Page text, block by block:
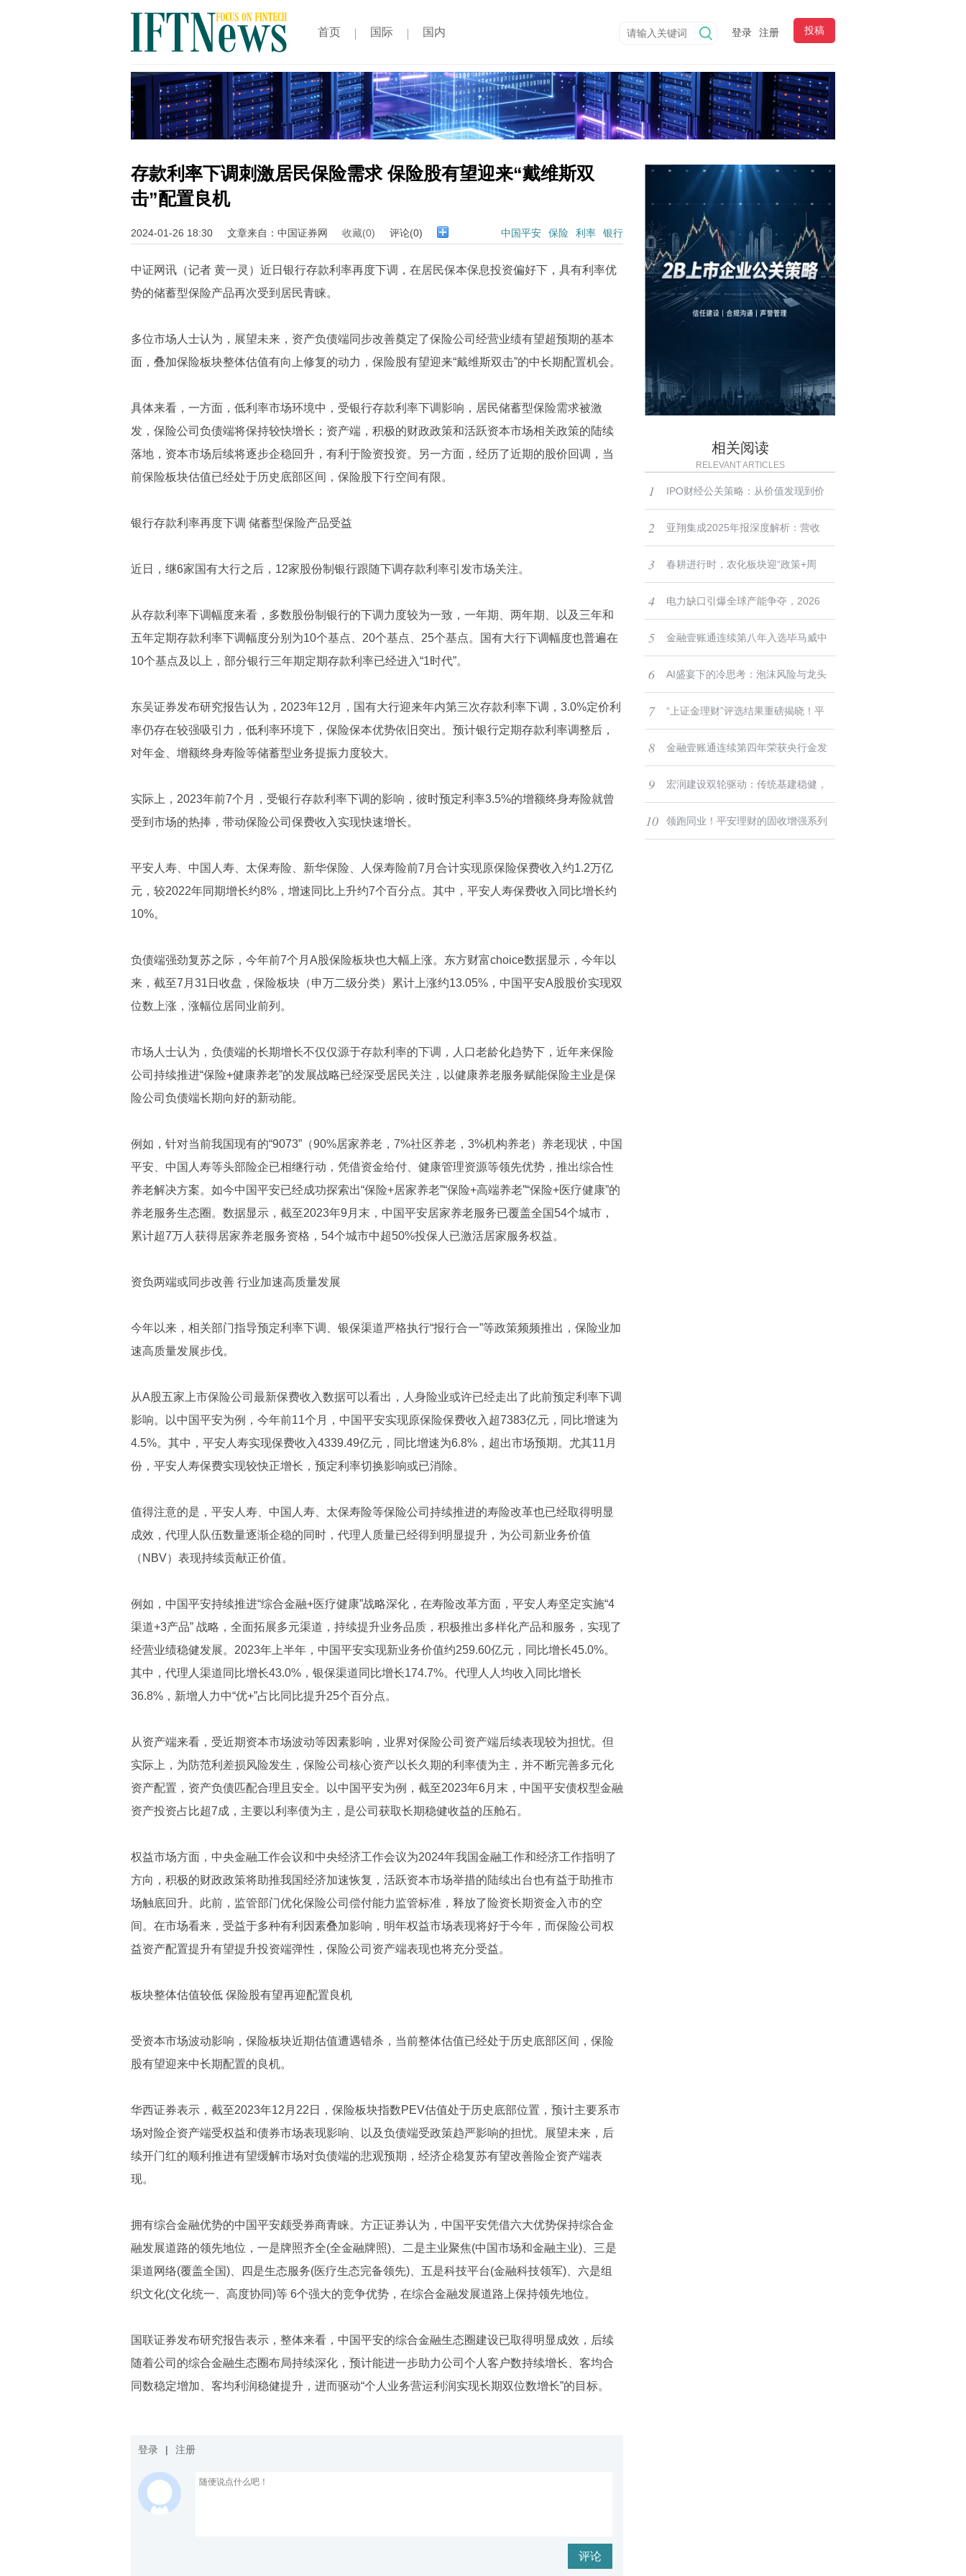
首页 国际 国内 投稿
注册
登录
存款利率下调刺激居民保险需求 保险股有望迎来“戴维斯双
击”配置良机
2024-01-26 18:30 文章来自：中国证券网 收藏(0) 评论(0) 银行
利率
保险
中国平安
中证网讯（记者 黄一灵）近日银行存款利率再度下调，在居民保本保息投资偏好下，具有利率优
势的储蓄型保险产品再次受到居民青睐。
多位市场人士认为，展望未来，资产负债端同步改善奠定了保险公司经营业绩有望超预期的基本
面，叠加保险板块整体估值有向上修复的动力，保险股有望迎来“戴维斯双击”的中长期配置机会。
具体来看，一方面，低利率市场环境中，受银行存款利率下调影响，居民储蓄型保险需求被激
发，保险公司负债端将保持较快增长；资产端，积极的财政政策和活跃资本市场相关政策的陆续
落地，资本市场后续将逐步企稳回升，有利于险资投资。另一方面，经历了近期的股价回调，当
前保险板块估值已经处于历史底部区间，保险股下行空间有限。
银行存款利率再度下调 储蓄型保险产品受益
近日，继6家国有大行之后，12家股份制银行跟随下调存款利率引发市场关注。
从存款利率下调幅度来看，多数股份制银行的下调力度较为一致，一年期、两年期、以及三年和
五年定期存款利率下调幅度分别为10个基点、20个基点、25个基点。国有大行下调幅度也普遍在
10个基点及以上，部分银行三年期定期存款利率已经进入“1时代”。
东吴证券发布研究报告认为，2023年12月，国有大行迎来年内第三次存款利率下调，3.0%定价利
率仍存在较强吸引力，低利率环境下，保险保本优势依旧突出。预计银行定期存款利率调整后，
对年金、增额终身寿险等储蓄型业务提振力度较大。
实际上，2023年前7个月，受银行存款利率下调的影响，彼时预定利率3.5%的增额终身寿险就曾
受到市场的热捧，带动保险公司保费收入实现快速增长。
平安人寿、中国人寿、太保寿险、新华保险、人保寿险前7月合计实现原保险保费收入约1.2万亿
元，较2022年同期增长约8%，增速同比上升约7个百分点。其中，平安人寿保费收入同比增长约
10%。
负债端强劲复苏之际，今年前7个月A股保险板块也大幅上涨。东方财富choice数据显示，今年以
来，截至7月31日收盘，保险板块（申万二级分类）累计上涨约13.05%，中国平安A股股价实现双
位数上涨，涨幅位居同业前列。
市场人士认为，负债端的长期增长不仅仅源于存款利率的下调，人口老龄化趋势下，近年来保险
公司持续推进“保险+健康养老”的发展战略已经深受居民关注，以健康养老服务赋能保险主业是保
险公司负债端长期向好的新动能。
例如，针对当前我国现有的“9073”（90%居家养老，7%社区养老，3%机构养老）养老现状，中国
平安、中国人寿等头部险企已相继行动，凭借资金给付、健康管理资源等领先优势，推出综合性
养老解决方案。如今中国平安已经成功探索出“保险+居家养老”“保险+高端养老”“保险+医疗健康”的
养老服务生态圈。数据显示，截至2023年9月末，中国平安居家养老服务已覆盖全国54个城市，
累计超7万人获得居家养老服务资格，54个城市中超50%投保人已激活居家服务权益。
资负两端或同步改善 行业加速高质量发展
今年以来，相关部门指导预定利率下调、银保渠道严格执行“报行合一”等政策频频推出，保险业加
速高质量发展步伐。
从A股五家上市保险公司最新保费收入数据可以看出，人身险业或许已经走出了此前预定利率下调
影响。以中国平安为例，今年前11个月，中国平安实现原保险保费收入超7383亿元，同比增速为
4.5%。其中，平安人寿实现保费收入4339.49亿元，同比增速为6.8%，超出市场预期。尤其11月
份，平安人寿保费实现较快正增长，预定利率切换影响或已消除。
值得注意的是，平安人寿、中国人寿、太保寿险等保险公司持续推进的寿险改革也已经取得明显
成效，代理人队伍数量逐渐企稳的同时，代理人质量已经得到明显提升，为公司新业务价值
（NBV）表现持续贡献正价值。
例如，中国平安持续推进“综合金融+医疗健康”战略深化，在寿险改革方面，平安人寿坚定实施“4
渠道+3产品” 战略，全面拓展多元渠道，持续提升业务品质，积极推出多样化产品和服务，实现了
经营业绩稳健发展。2023年上半年，中国平安实现新业务价值约259.60亿元，同比增长45.0%。
其中，代理人渠道同比增长43.0%，银保渠道同比增长174.7%。代理人人均收入同比增长
36.8%，新增人力中“优+”占比同比提升25个百分点。
从资产端来看，受近期资本市场波动等因素影响，业界对保险公司资产端后续表现较为担忧。但
实际上，为防范利差损风险发生，保险公司核心资产以长久期的利率债为主，并不断完善多元化
资产配置，资产负债匹配合理且安全。以中国平安为例，截至2023年6月末，中国平安债权型金融
资产投资占比超7成，主要以利率债为主，是公司获取长期稳健收益的压舱石。
权益市场方面，中央金融工作会议和中央经济工作会议为2024年我国金融工作和经济工作指明了
方向，积极的财政政策将助推我国经济加速恢复，活跃资本市场举措的陆续出台也有益于助推市
场触底回升。此前，监管部门优化保险公司偿付能力监管标准，释放了险资长期资金入市的空
间。在市场看来，受益于多种有利因素叠加影响，明年权益市场表现将好于今年，而保险公司权
益资产配置提升有望提升投资端弹性，保险公司资产端表现也将充分受益。
板块整体估值较低 保险股有望再迎配置良机
受资本市场波动影响，保险板块近期估值遭遇错杀，当前整体估值已经处于历史底部区间，保险
股有望迎来中长期配置的良机。
华西证券表示，截至2023年12月22日，保险板块指数PEV估值处于历史底部位置，预计主要系市
场对险企资产端受权益和债券市场表现影响、以及负债端受政策趋严影响的担忧。展望未来，后
续开门红的顺利推进有望缓解市场对负债端的悲观预期，经济企稳复苏有望改善险企资产端表
现。
拥有综合金融优势的中国平安颇受券商青睐。方正证券认为，中国平安凭借六大优势保持综合金
融发展道路的领先地位，一是牌照齐全(全金融牌照)、二是主业聚焦(中国市场和金融主业)、三是
渠道网络(覆盖全国)、四是生态服务(医疗生态完备领先)、五是科技平台(金融科技领军)、六是组
织文化(文化统一、高度协同)等 6个强大的竞争优势，在综合金融发展道路上保持领先地位。
国联证券发布研究报告表示，整体来看，中国平安的综合金融生态圈建设已取得明显成效，后续
随着公司的综合金融生态圈布局持续深化，预计能进一步助力公司个人客户数持续增长、客均合
同数稳定增加、客均利润稳健提升，进而驱动“个人业务营运利润实现长期双位数增长”的目标。
登录 | 注册
评论
相关阅读
RELEVANT ARTICLES
1 IPO财经公关策略：从价值发现到价
值实现的战略护航
2 亚翔集成2025年报深度解析：营收
降利润增的背后，藏着怎样的“大
腿”逻辑？
3 春耕进行时，农化板块迎“政策+周
期”双驱动：聚焦磷钾资源与农药龙
头
4 电力缺口引爆全球产能争夺，2026
产业链机遇全面兑现
5 金融壹账通连续第八年入选毕马威中
国金融科技企业双50榜单
6 AI盛宴下的冷思考：泡沫风险与龙头
价值重估
7 “上证金理财”评选结果重磅揭晓！平
安理财再夺三项重磅奖项
8 金融壹账通连续第四年荣获央行金发
奖，以科技之力赋能金融高质量发展
9 宏润建设双轮驱动：传统基建稳健，
机器人业务突破在即
10 领跑同业！平安理财的固收增强系列